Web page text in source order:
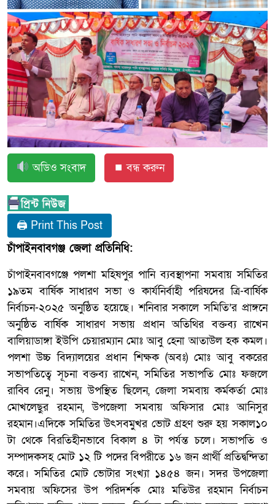
অডিও সংবাদ ⏹ বন্ধ করুন
🖨 Print This Post
চাঁপাইনবাবগঞ্জ জেলা প্রতিনিধি:
চাঁপাইনবাবগঞ্জে পলশা মহিষপুর পানি ব্যবস্থাপনা সমবায় সমিতির
১৯তম বার্ষিক সাধারণ সভা ও কার্যনির্বাহী পরিষদের ত্রি-বার্ষিক
নির্বাচন-২০২৫ অনুষ্ঠিত হয়েছে। শনিবার সকালে সমিতি’র প্রাঙ্গনে
অনুষ্ঠিত বার্ষিক সাধারণ সভায় প্রধান অতিথির বক্তব্য রাখেন
বালিয়াডাঙ্গা ইউপি চেয়ারম্যান মোঃ আবু হেনা আতাউল হক কমল।
পলশা উচ্চ বিদ্যালয়ের প্রধান শিক্ষক (অবঃ) মোঃ আবু বকরের
সভাপতিত্বে সূচনা বক্তব্য রাখেন, সমিতির সভাপতি মোঃ ফজলে
রাব্বি রেনু। সভায় উপস্থিত ছিলেন, জেলা সমবায় কর্মকর্তা মোঃ
মোখলেছুর রহমান, উপজেলা সমবায় অফিসার মোঃ আনিসুর
রহমান।এদিকে সমিতির উৎসবমুখর ভোট গ্রহণ শুরু হয় সকাল১০
টা থেকে বিরতিহীনভাবে বিকাল ৪ টা পর্যন্ত চলে। সভাপতি ও
সম্পাদকসহ মোট ১২ টি পদের বিপরীতে ১৬ জন প্রার্থী প্রতিদ্বন্দিতা
করে। সমিতির মোট ভোটার সংখ্যা ১৪৫৪ জন। সদর উপজেলা
সমবায় অফিসের উপ পরিদর্শক মোঃ মতিউর রহমান নির্বাচন